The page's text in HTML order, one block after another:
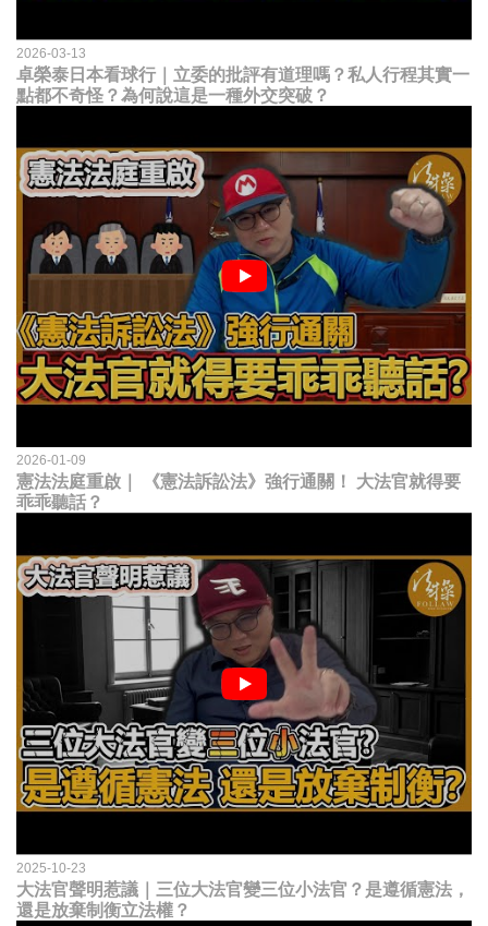
2026-03-13
卓榮泰日本看球行｜立委的批評有道理嗎？私人行程其實一
點都不奇怪？為何說這是一種外交突破？
2026-01-09
憲法法庭重啟｜ 《憲法訴訟法》強行通關！ 大法官就得要
乖乖聽話？
2025-10-23
大法官聲明惹議｜三位大法官變三位小法官？是遵循憲法，
還是放棄制衡立法權？